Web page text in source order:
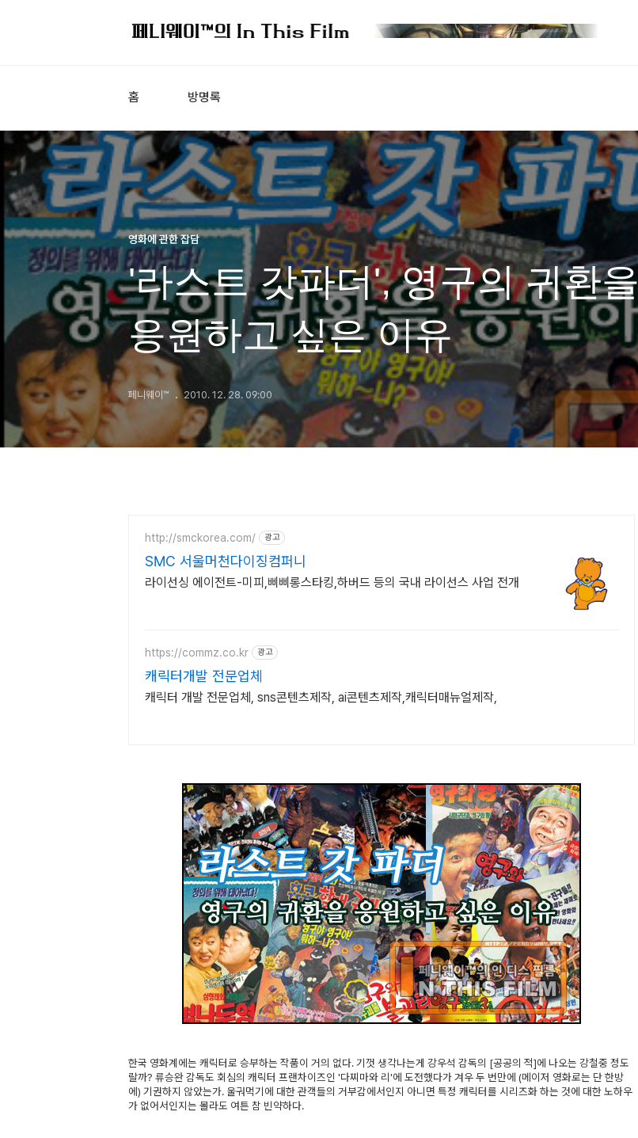
홈 방명록
영화에 관한 잡담
'라스트 갓파더', 영구의 귀환을
응원하고 싶은 이유
페니웨이™ 2010. 12. 28. 09:00
http://smckorea.com/ 광고
SMC 서울머천다이징컴퍼니
라이선싱 에이전트-미피,삐삐롱스타킹,하버드 등의 국내 라이선스 사업 전개
https://commz.co.kr 광고
캐릭터개발 전문업체
캐릭터 개발 전문업체, sns콘텐츠제작, ai콘텐츠제작,캐릭터매뉴얼제작,
한국 영화계에는 캐릭터로 승부하는 작품이 거의 없다. 기껏 생각나는게 강우석 감독의 [공공의 적]에 나오는 강철중 정도
랄까? 류승완 감독도 회심의 캐릭터 프랜차이즈인 '다찌마와 리'에 도전했다가 겨우 두 번만에 (메이저 영화로는 단 한방
에) 기권하지 않았는가. 울궈먹기에 대한 관객들의 거부감에서인지 아니면 특정 캐릭터를 시리즈화 하는 것에 대한 노하우
가 없어서인지는 몰라도 여튼 참 빈약하다.